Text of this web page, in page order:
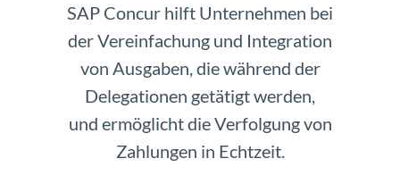
SAP Concur hilft Unternehmen bei
der Vereinfachung und Integration
von Ausgaben, die während der
Delegationen getätigt werden,
und ermöglicht die Verfolgung von
Zahlungen in Echtzeit.